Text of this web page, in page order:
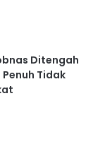
Ditengah
Penuh Tidak